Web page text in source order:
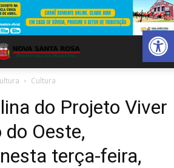
Abrir
Cultura
do Projeto Viver
Oeste,
terça-feira,